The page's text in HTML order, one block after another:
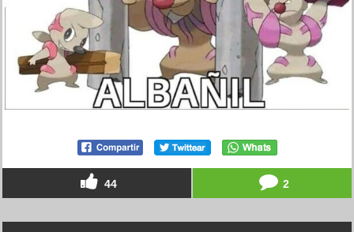
44 2